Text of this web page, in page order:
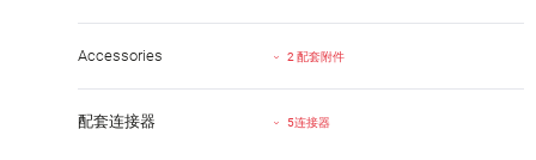
Accessories 2 配套附件
配套连接器 5连接器